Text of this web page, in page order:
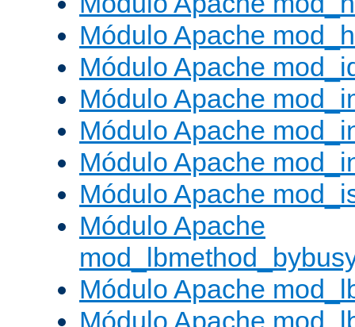
Módulo Apache
Módulo Apache
Módulo Apache
Módulo Apache
Módulo Apache
Módulo Apache
Módulo Apache
Módulo Apache
Módulo Apache